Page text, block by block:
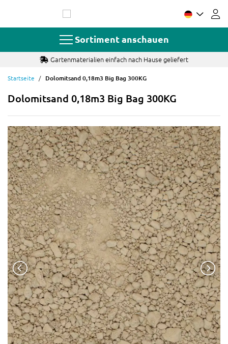
springen
Sortiment anschauen
Gartenmaterialien einfach nach Hause geliefert
Startseite Dolomitsand 0,18m3 Big Bag 300KG
Dolomitsand 0,18m3 Big Bag 300KG